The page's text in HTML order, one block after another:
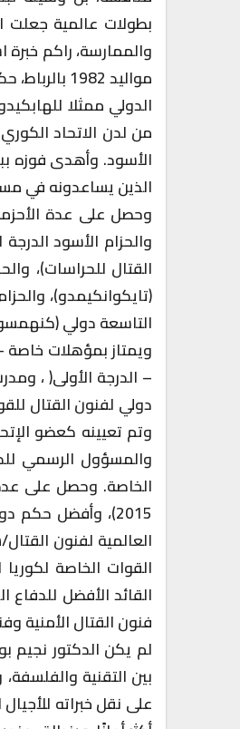
بطولات عالمية جعلت
والممارسة، راكم خبرة
مواليد
الدولي ممثلا
من لدن الاتحاد
الأسود. وأهدى فوزه
الذين يساعدونه في
وحصل على عدة
والحزام الأسود
القتال للحراسات)،
(تايكوانكيمدو)،
التاسعة دولي
ويمتاز بمؤهلات
– الدرجة الأولى( ،
دولي لفنون القتال
وتم تعيينه كعضو
والمسؤول الرسمي
فنون القتال الأمنية
لم يكن الدكتور
بين التقنية
على نقل خبراته